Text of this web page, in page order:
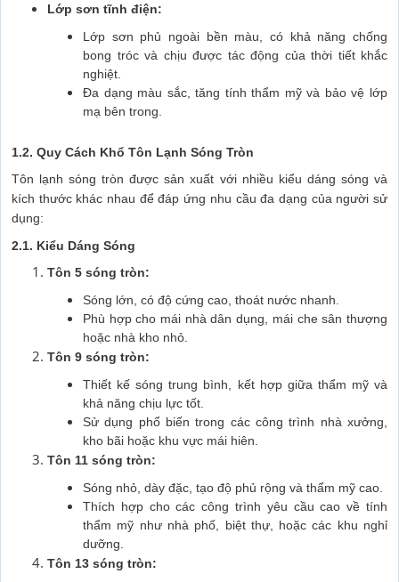
Lớp sơn tĩnh điện:
Lớp sơn phủ ngoài bền màu, có khả năng chống
bong tróc và chịu được tác động của thời tiết khắc
nghiệt.
Đa dạng màu sắc, tăng tính thẩm mỹ và bảo vệ lớp
mạ bên trong.
1.2. Quy Cách Khổ Tôn Lạnh Sóng Tròn
Tôn lạnh sóng tròn được sản xuất với nhiều kiểu dáng sóng và
kích thước khác nhau để đáp ứng nhu cầu đa dạng của người sử
dụng:
2.1. Kiểu Dáng Sóng
Tôn 5 sóng tròn:
Sóng lớn, có độ cứng cao, thoát nước nhanh.
Phù hợp cho mái nhà dân dụng, mái che sân thượng
hoặc nhà kho nhỏ.
Tôn 9 sóng tròn:
Thiết kế sóng trung bình, kết hợp giữa thẩm mỹ và
khả năng chịu lực tốt.
Sử dụng phổ biến trong các công trình nhà xưởng,
kho bãi hoặc khu vực mái hiên.
Tôn 11 sóng tròn:
Sóng nhỏ, dày đặc, tạo độ phủ rộng và thẩm mỹ cao.
Thích hợp cho các công trình yêu cầu cao về tính
thẩm mỹ như nhà phố, biệt thự, hoặc các khu nghỉ
dưỡng.
Tôn 13 sóng tròn: